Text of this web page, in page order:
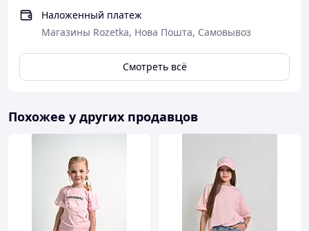
Наложенный платеж
Магазины Rozetka, Нова Пошта, Самовывоз
Смотреть всё
Похожее у других продавцов